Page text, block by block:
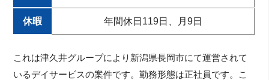
休暇 年間休日119日、月9日
これは津久井グループにより新潟県長岡市にて運営されて
いるデイサービスの案件です。勤務形態は正社員です。こ